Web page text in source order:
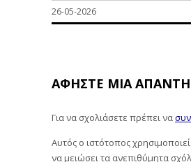
26-05-2026
ΑΦΉΣΤΕ ΜΙΑ
Για να σχολιάσετε πρέπει να
Αυτός ο ιστότοπος
να μειώσει τα ανεπιθύμητα